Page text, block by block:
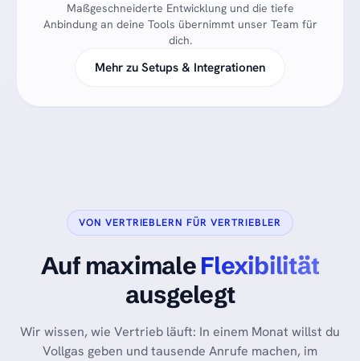
Maßgeschneiderte Entwicklung und die tiefe
Anbindung an deine Tools übernimmt unser Team für
dich.
Mehr zu Setups & Integrationen
VON VERTRIEBLERN FÜR VERTRIEBLER
Auf maximaleFlexibilität
ausgelegt
Wir wissen, wie Vertrieb läuft: In einem Monat willst du
Vollgas geben und tausende Anrufe machen, im